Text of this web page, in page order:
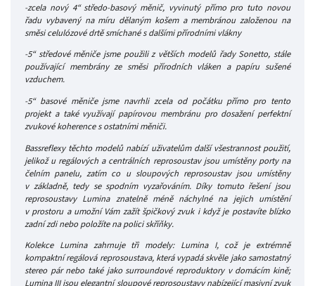
-zcela nový 4“ středo-basový měnič, vyvinutý přímo pro tuto novou
řadu vybavený na míru dělaným košem a membránou založenou na
směsi celulózové drtě smíchané s dalšími přírodními vlákny
-5“ středové měniče jsme použili z větších modelů řady Sonetto, stále
používající membrány ze směsi přírodních vláken a papíru sušené
vzduchem.
-5“ basové měniče jsme navrhli zcela od počátku přímo pro tento
projekt a také využívají papírovou membránu pro dosažení perfektní
zvukové koherence s ostatními měniči.
Bassreflexy těchto modelů nabízí uživatelům další všestrannost použití,
jelikož u regálových a centrálních reprosoustav jsou umístěny porty na
čelním panelu, zatím co u sloupových reprosoustav jsou umístěny
v základně, tedy se spodním vyzařováním. Díky tomuto řešení jsou
reprosoustavy Lumina znatelně méně náchylné na jejich umístění
v prostoru a umožní Vám zažít špičkový zvuk i když je postavíte blízko
zadní zdi nebo položíte na polici skříňky.
Kolekce Lumina zahrnuje tři modely: Lumina I, což je extrémně
kompaktní regálová reprosoustava, která vypadá skvěle jako samostatný
stereo pár nebo také jako surroundové reproduktory v domácím kině;
Lumina III jsou elegantní sloupové reprosoustavy nabízející masivní zvuk